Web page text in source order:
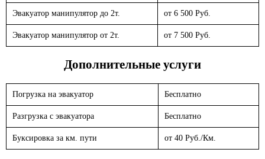
Эвакуатор манипулятор до 2т. от 6 500 Руб.
Эвакуатор манипулятор от 2т. от 7 500 Руб.
Дополнительные услуги
Погрузка на эвакуатор Бесплатно
Разгрузка с эвакуатора Бесплатно
Буксировка за км. пути от 40 Руб./Км.